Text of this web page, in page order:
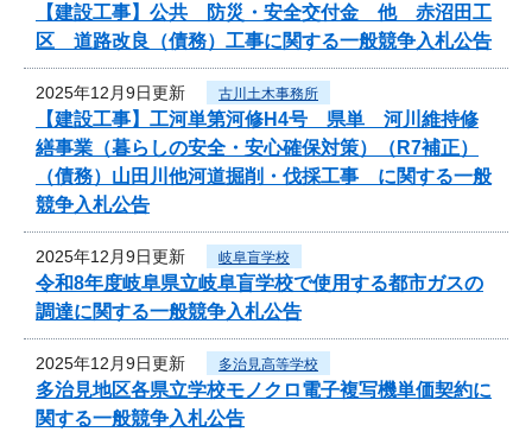
【建設工事】公共 防災・安全交付金 他 赤沼田工
区 道路改良（債務）工事に関する一般競争入札公告
2025年12月9日更新 古川土木事務所
【建設工事】工河単第河修H4号 県単 河川維持修
繕事業（暮らしの安全・安心確保対策）（R7補正）
（債務）山田川他河道掘削・伐採工事 に関する一般
競争入札公告
2025年12月9日更新 岐阜盲学校
令和8年度岐阜県立岐阜盲学校で使用する都市ガスの
調達に関する一般競争入札公告
2025年12月9日更新 多治見高等学校
多治見地区各県立学校モノクロ電子複写機単価契約に
関する一般競争入札公告